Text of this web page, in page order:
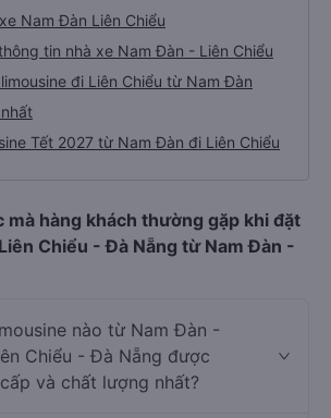
Nam Đàn Liên Chiểu
tin nhà xe Nam Đàn - Liên Chiểu
đi Liên Chiểu từ Nam Đàn
Tết 2027 từ Nam Đàn đi Liên Chiểu
mà hàng khách thường gặp khi đặt
Chiểu - Đà Nẵng từ Nam Đàn -
nào từ Nam Đàn -
Chiểu - Đà Nẵng được
và chất lượng nhất?